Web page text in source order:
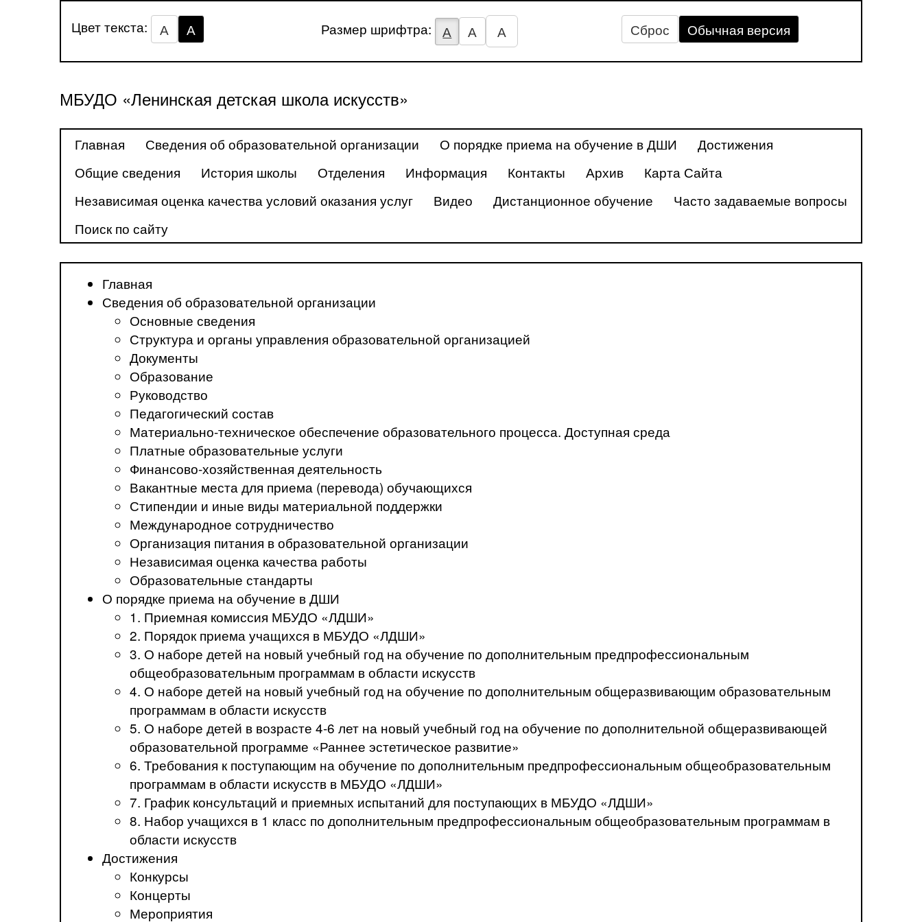
Цвет текста: А А Размер шрифтра: А А А Сброс Обычная версия
МБУДО «Ленинская детская школа искусств»
Главная Сведения об образовательной организации О порядке приема на обучение в ДШИ
Достижения
Общие сведения
История школы Отделения Информация Контакты Архив
Карта Сайта
Независимая оценка качества условий оказания услуг
Видео Дистанционное обучение
Часто задаваемые вопросы
Поиск по сайту
Главная
Сведения об образовательной организации
Основные сведения
Структура и органы управления образовательной организацией
Документы
Образование
Руководство
Педагогический состав
Материально-техническое обеспечение образовательного процесса. Доступная среда
Платные образовательные услуги
Финансово-хозяйственная деятельность
Вакантные места для приема (перевода) обучающихся
Стипендии и иные виды материальной поддержки
Международное сотрудничество
Организация питания в образовательной организации
Независимая оценка качества работы
Образовательные стандарты
О порядке приема на обучение в ДШИ
1. Приемная комиссия МБУДО «ЛДШИ»
2. Порядок приема учащихся в МБУДО «ЛДШИ»
3. О наборе детей на новый учебный год на обучение по дополнительным предпрофессиональным
общеобразовательным программам в области искусств
4. О наборе детей на новый учебный год на обучение по дополнительным общеразвивающим образовательным
программам в области искусств
5. О наборе детей в возрасте 4-6 лет на новый учебный год на обучение по дополнительной общеразвивающей
образовательной программе «Раннее эстетическое развитие»
6. Требования к поступающим на обучение по дополнительным предпрофессиональным общеобразовательным
программам в области искусств в МБУДО «ЛДШИ»
7. График консультаций и приемных испытаний для поступающих в МБУДО «ЛДШИ»
8. Набор учащихся в 1 класс по дополнительным предпрофессиональным общеобразовательным программам в
области искусств
Достижения
Конкурсы
Концерты
Мероприятия